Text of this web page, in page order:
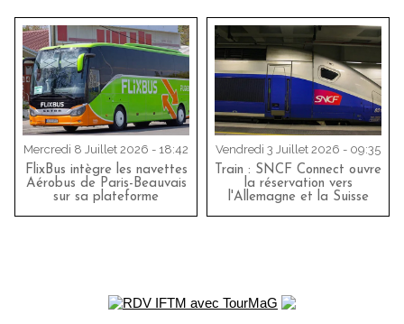
Mercredi 8 Juillet 2026 - 18:42
FlixBus intègre les navettes
Aérobus de Paris-Beauvais
sur sa plateforme
Vendredi 3 Juillet 2026 - 09:35
Train : SNCF Connect ouvre
la réservation vers
l'Allemagne et la Suisse